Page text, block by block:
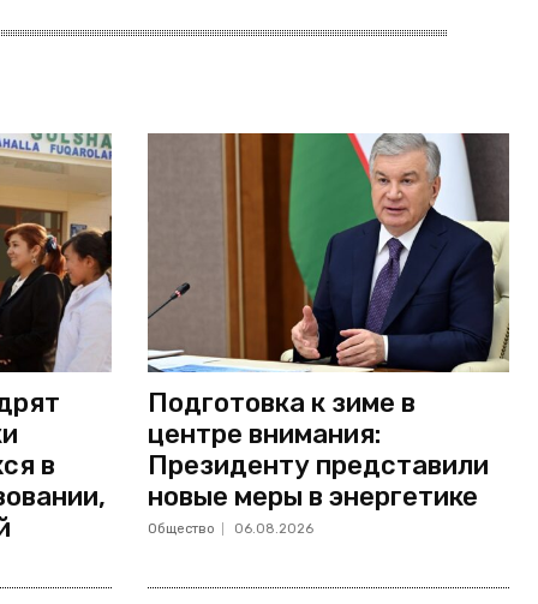
в
Подготовка к зиме в
центре внимания:
Президенту представили
новые меры в энергетике
Общество 06.08.2026